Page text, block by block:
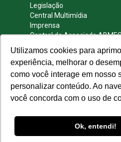
Utilizamos cookies para
experiência, melhorar o
como você interage em nosso
personalizar conteúdo. Ao
você concorda com o uso de
Ok, entendi!
Legislação
Central Multimídia
Imprensa
Central do Associado
REDES SOCIAIS